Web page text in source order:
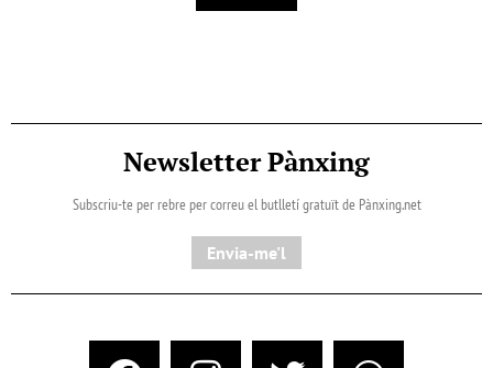
Newsletter Pànxing
Subscriu-te per rebre per correu el butlletí gratuït de Pànxing.net​
Envia-me'l